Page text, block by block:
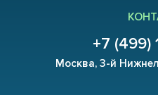
+7 (499)
Москва, 3-й